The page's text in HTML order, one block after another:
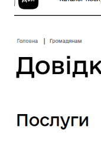
теоретично можна
орієнтовно 300 грн
замовлення
19.90$:
безкоштовна